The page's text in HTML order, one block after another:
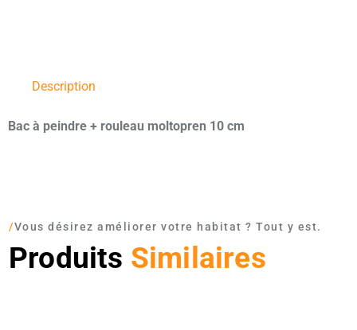
Description
Bac à peindre + rouleau moltopren 10 cm
/Vous désirez améliorer votre habitat ? Tout y est.
Produits Similaires